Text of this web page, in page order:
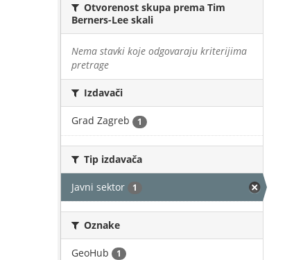
Otvorenost skupa prema Tim
Berners-Lee skali
Nema stavki koje odgovaraju kriterijima
pretrage
Izdavači
Grad Zagreb 1
Tip izdavača
Javni sektor 1
Oznake
GeoHub 1